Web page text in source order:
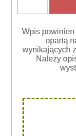
Wpis powinien
opartą
wynikających
Należy